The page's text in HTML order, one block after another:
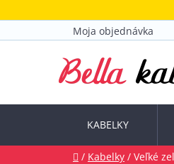
na
Moja objednávka
KABELKY
Domov
/ Kabelky / Veľké